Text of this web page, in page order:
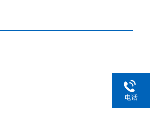
电话